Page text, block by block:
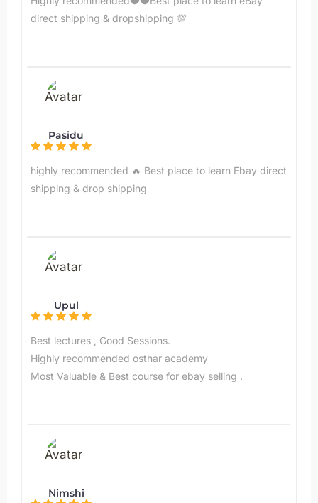
direct shipping & dropshipping 💯
Pasidu
highly recommended 🔥 Best place to learn Ebay direct
shipping & drop shipping
Upul
Best lectures , Good Sessions.
Highly recommended osthar academy
Most Valuable & Best course for ebay selling .
Nimshi